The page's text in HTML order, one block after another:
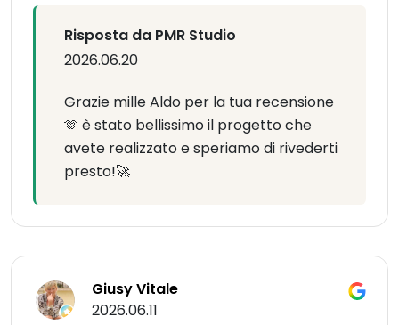
Risposta da PMR Studio
2026.06.20
Grazie mille Aldo per la tua recensione
🫶 è stato bellissimo il progetto che
avete realizzato e speriamo di rivederti
presto!🚀
Giusy Vitale
2026.06.11